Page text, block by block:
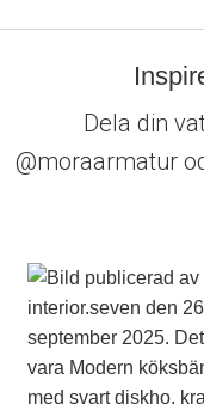
Dela din
@moraarmatur